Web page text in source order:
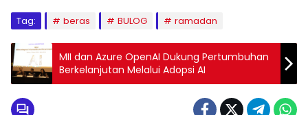
Tag: beras BULOG ramadan
MII dan Azure OpenAI Dukung Pertumbuhan
Berkelanjutan Melalui Adopsi AI